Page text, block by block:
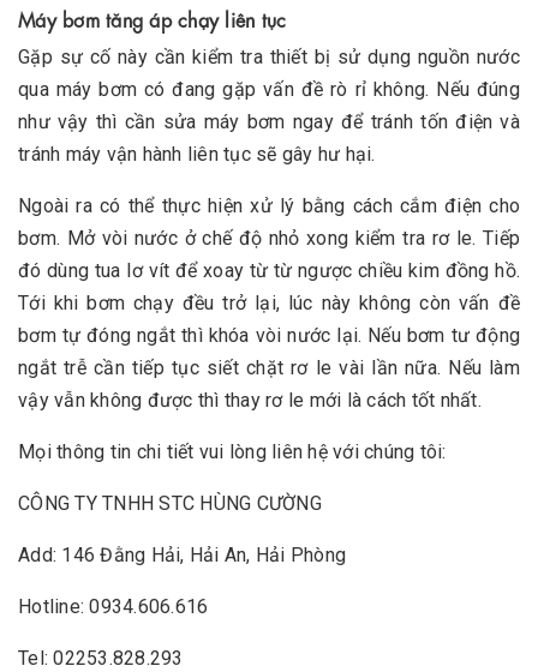
Máy bơm tăng áp chạy liên tục
Gặp sự cố này cần kiểm tra thiết bị sử dụng nguồn nước
qua máy bơm có đang gặp vấn đề rò rỉ không. Nếu đúng
như vậy thì cần sửa máy bơm ngay để tránh tốn điện và
tránh máy vận hành liên tục sẽ gây hư hại.
Ngoài ra có thể thực hiện xử lý bằng cách cắm điện cho
bơm. Mở vòi nước ở chế độ nhỏ xong kiểm tra rơ le. Tiếp
đó dùng tua lơ vít để xoay từ từ ngược chiều kim đồng hồ.
Tới khi bơm chạy đều trở lại, lúc này không còn vấn đề
bơm tự đóng ngắt thì khóa vòi nước lại. Nếu bơm tư động
ngắt trễ cần tiếp tục siết chặt rơ le vài lần nữa. Nếu làm
vậy vẫn không được thì thay rơ le mới là cách tốt nhất.
Mọi thông tin chi tiết vui lòng liên hệ với chúng tôi:
CÔNG TY TNHH STC HÙNG CƯỜNG
Add: 146 Đằng Hải, Hải An, Hải Phòng
Hotline: 0934.606.616
Tel: 02253.828.293